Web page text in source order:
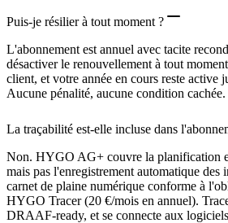
Puis-je résilier à tout moment ?
L'abonnement est annuel avec tacite
désactiver le renouvellement à tout
client, et votre année en cours reste active
Aucune pénalité, aucune condition cachée.
La traçabilité est-elle incluse dans
Non. HYGO AG+ couvre la planification
mais pas l'enregistrement automatique des
carnet de plaine numérique conforme à
HYGO Tracer (20 €/mois en annuel).
DRAAF-ready, et se connecte aux